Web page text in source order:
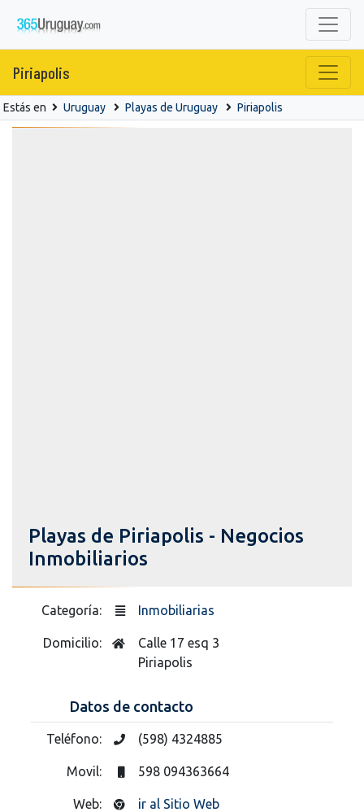
Piriapolis
Estás en Uruguay Playas de Uruguay Piriapolis
Playas de Piriapolis - Negocios
Inmobiliarios
Categoría: Inmobiliarias
Domicilio:
Calle 17 esq 3
Piriapolis
Datos de contacto
Teléfono: (598) 4324885
Movil: 598 094363664
Web: ir al Sitio Web